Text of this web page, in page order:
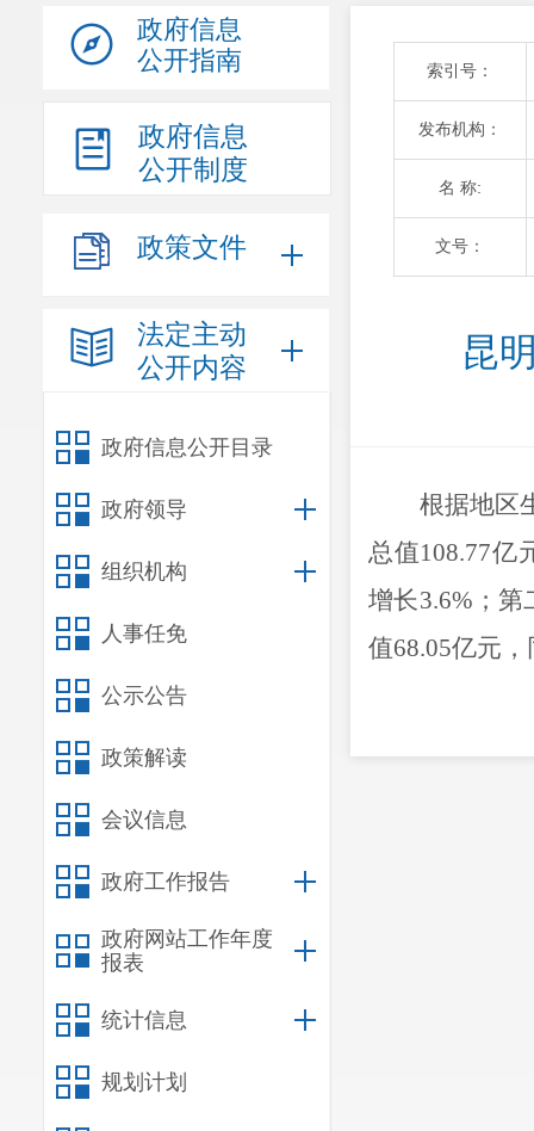
政府信息
公开指南
政府信息
公开制度
政策文件
法定主动
公开内容
政府信息公开目录
政府领导
组织机构
人事任免
公示公告
政策解读
会议信息
政府工作报告
政府网站工作年度
报表
统计信息
规划计划
索引号：
发布机构：
名 称:
文号：
昆
根据地区
总值108.77亿
增长3.6% ； 第
值68.05亿元，